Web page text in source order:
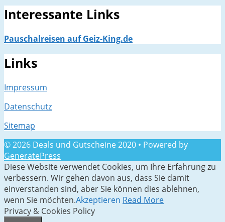
Interessante Links
Pauschalreisen auf Geiz-King.de
Links
Impressum
Datenschutz
Sitemap
© 2026 Deals und Gutscheine 2020 • Powered by
GeneratePress
Diese Website verwendet Cookies, um Ihre Erfahrung zu
verbessern. Wir gehen davon aus, dass Sie damit
einverstanden sind, aber Sie können dies ablehnen,
wenn Sie möchten.Akzeptieren Read More
Privacy & Cookies Policy